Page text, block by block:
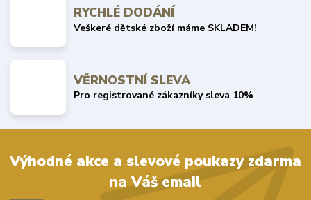
RYCHLÉ DODÁNÍ
Veškeré dětské zboží máme SKLADEM!
VĚRNOSTNÍ SLEVA
Pro registrované zákazníky sleva 10%
Výhodné akce a slevové poukazy zdarma
na Váš email